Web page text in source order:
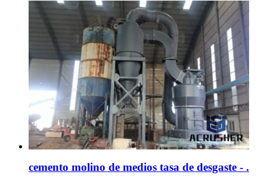
cemento molino de medios tasa de desgaste - .